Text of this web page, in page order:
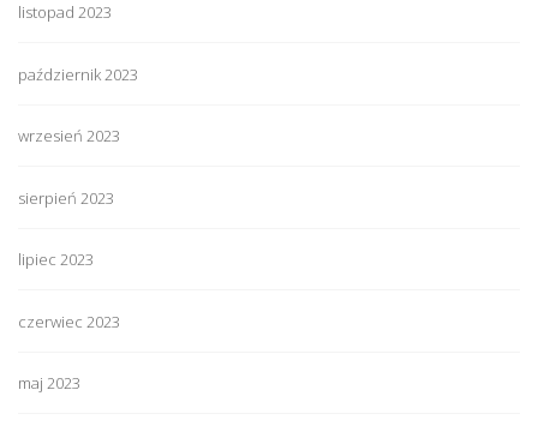
listopad 2023
październik 2023
wrzesień 2023
sierpień 2023
lipiec 2023
czerwiec 2023
maj 2023